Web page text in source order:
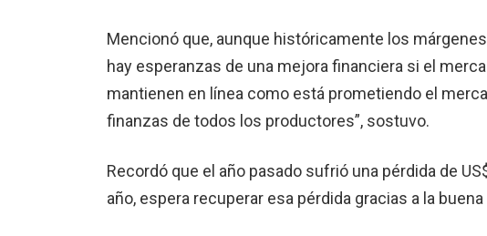
Mencionó que, aunque históricamente los
hay esperanzas de una mejora financiera si el
mantienen en línea como está prometiendo el
finanzas de todos los productores”, sostuvo.
Recordó que el año pasado sufrió una pérdida de
año, espera recuperar esa pérdida gracias a la